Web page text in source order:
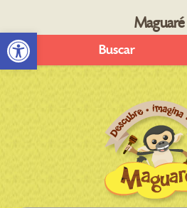
Abrir barra de herramientas
Maguaré
Buscar